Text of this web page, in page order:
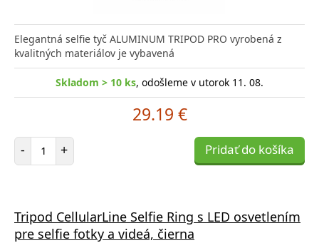
Elegantná selfie tyč ALUMINUM TRIPOD PRO vyrobená z
kvalitných materiálov je vybavená
Skladom > 10 ks, odošleme v utorok 11. 08.
29.19 €
- Počet položiek
+ Pridať do košíka
Tripod CellularLine Selfie Ring s LED osvetlením
pre selfie fotky a videá, čierna